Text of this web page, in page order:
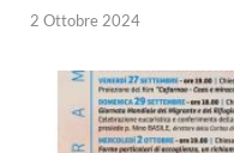
2 Ottobre 2024